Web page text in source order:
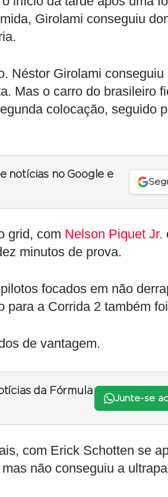
Girolami conseguiu
Néstor Girolami conseguiu
Mas o carro do brasileiro
colocação, seguido
notícias no Google e
grid, com Nelson Piquet Jr.
minutos de prova.
focados em não
para a Corrida 2 também
de vantagem.
da Fórmula
Junte-se
com Erick Schotten se
não conseguiu a